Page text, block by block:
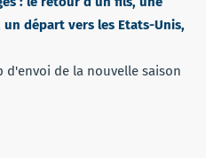
départ vers les Etats-Unis,
d'envoi de la nouvelle saison